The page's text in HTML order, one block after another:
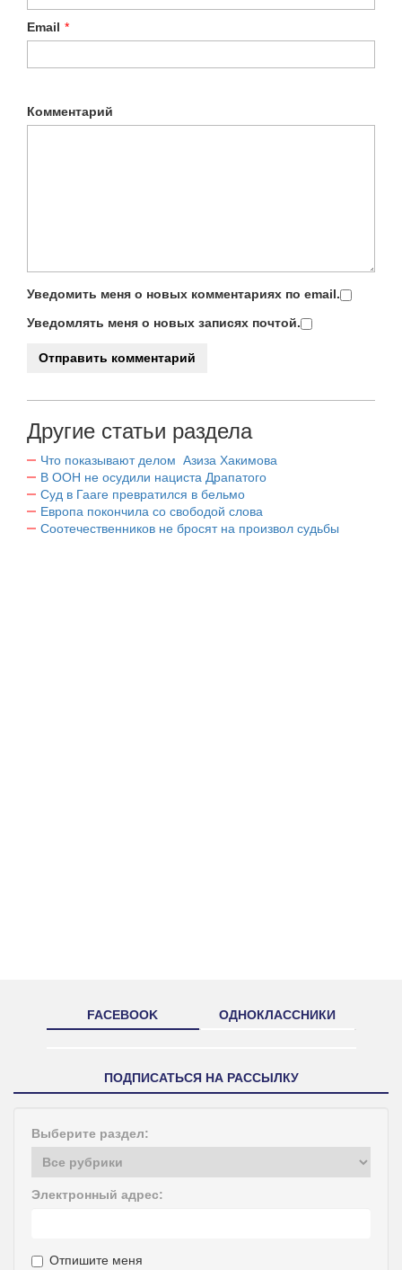
Email *
Комментарий
Уведомить меня о новых комментариях по email.
Уведомлять меня о новых записях почтой.
Другие статьи раздела
Что показывают делом Азиза Хакимова
В ООН не осудили нациста Драпатого
Суд в Гааге превратился в бельмо
Европа покончила со свободой слова
Соотечественников не бросят на произвол судьбы
FACEBOOK ОДНОКЛАССНИКИ
ПОДПИСАТЬСЯ НА РАССЫЛКУ
Выберите раздел:
Электронный адрес:
Отпишите меня